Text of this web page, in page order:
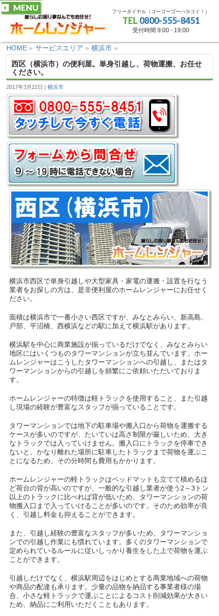
フリーダイヤル（ゴーゴーゴーハヨコイ！）
TEL 0800-555-8451
受付時間 9:00 - 19:00
MENU
HOME » サービスエリア » 横浜市 »
西区（横浜市）の便利屋。単身引越し、荷物運搬、お任せ
ください。
2017年3月22日 横浜市
横浜市西区で単身引越しや大型家具・家電の運搬・設置を行なう
業者をお探しの方は、是非便利屋のホームレンジャーにお任せく
ださい。
面積は横浜市で一番小さい西区ですが、みなとみらい、新高島、
戸部、平沼橋、西横浜などの駅に加えて横浜駅があります。
横浜駅を中心に商業施設が揃っているだけでなく、みなとみらい
地区にはいくつものタワーマンションが立ち並んでいます。ホー
ムレンジャーはこうしたタワーマンションへの引越し、またはタ
ワーマンションからの引越しを頻繁にご依頼いただいておりま
す。
ホームレンジャーの特徴は軽トラックを使用すること、また引越
し現場の経験が豊富なスタッフが揃っていることです。
タワーマンションでは地下の駐車場や搬入口から荷物を運搬する
ケースが多いのですが、たいていは高さ制限が厳しいため、大き
なトラックでは入っていけません。搬入口にトラックを停車でき
ないと、かなり離れた場所に駐車したトラックまで荷物を運ぶこ
とになるため、その分時間も費用もかかります。
ホームレンジャーの軽トラックはベッドマットも立てて積めるほ
ど荷台の背が高いのですが、一般的な引越し業者が使う2～3トン
以上のトラックに比べれば背が低いため、タワーマンションの荷
物搬入口まで入っていけることが多いのです。そのため効率が良
く、引越し料金も抑えることができます。
また、引越し経験の豊富なスタッフが多いため、タワーマンショ
ンでの引越し作業にも慣れています。多くのタワーマンションで
定められているルールに従いしっかり養生をした上で荷物を運ぶ
ことができます。
引越しだけでなく、横浜駅周辺をはじめとする商業地域への荷物
や商品の配達も承ります。少量の品物を納品する事業者様の場
合、小さな軽トラックで運ぶことによるコスト削減効果が大きい
ため、納品にご利用いただくこともあります。